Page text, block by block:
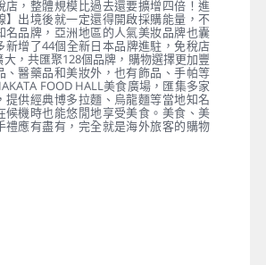
店，整體規模比過去還要擴增四倍！進
】出境後就一定還得開啟採購能量，不
名品牌，亞洲地區的人氣美妝品牌也囊
新增了44個全新日本品牌進駐，免稅店
，共匯聚128個品牌，購物選擇更加豐
、醫藥品和美妝外，也有飾品、手帕等
FOOD HALL美食廣場，匯集多家
提供經典博多拉麵、烏龍麵等當地知名
候機時也能悠閒地享受美食。美食、美
禮應有盡有，完全就是海外旅客的購物